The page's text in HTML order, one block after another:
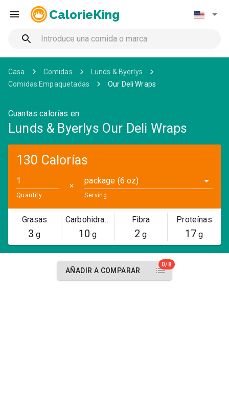
CalorieKing
Casa Comidas
Lunds & Byerlys
Comidas Empaquetadas
Our Deli Wraps
Cuantas calorías en
Lunds & Byerlys Our Deli Wraps
130 Calorías
Quantity
✕
package (6 oz)
Serving
Grasas
3 g
Carbohidratos
10 g
Fibra
2 g
Proteínas
17 g
AÑADIR A COMPARAR
0/8